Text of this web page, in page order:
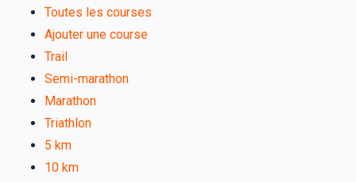
Toutes les courses
Ajouter une course
Trail
Semi-marathon
Marathon
Triathlon
5 km
10 km